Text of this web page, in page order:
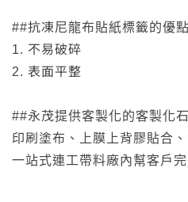
##抗凍尼龍布貼紙標籤的優
1. 不易破碎
2. 表面平整
##永茂提供客製化的客製化
印刷塗布、上膜上背膠貼合
一站式連工帶料廠內幫客戶完